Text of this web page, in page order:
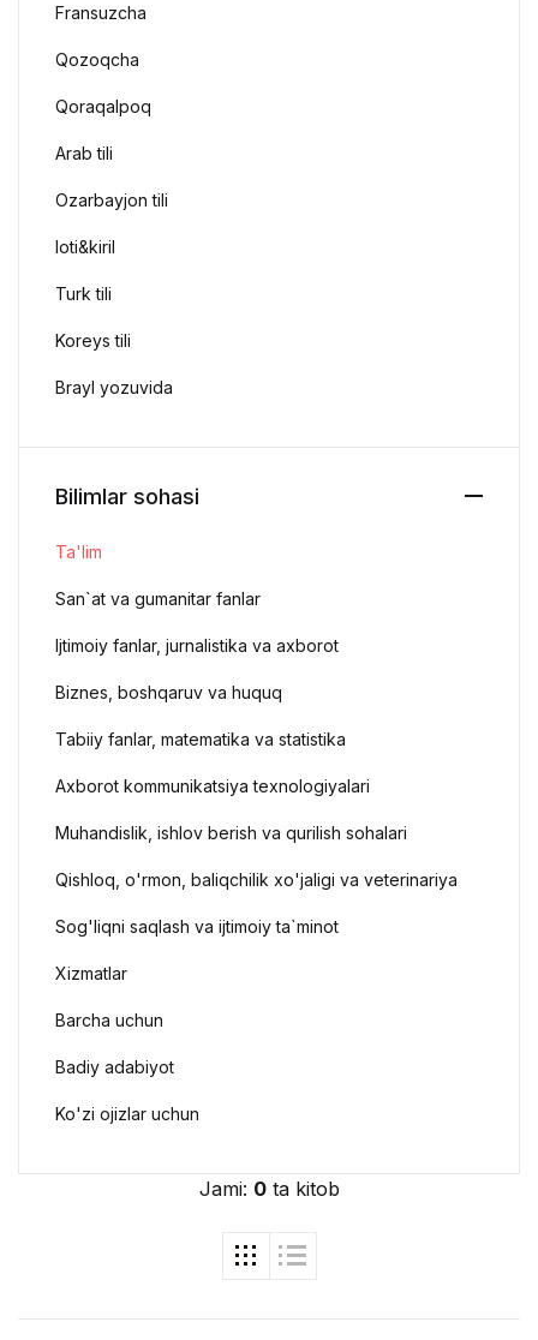
Jami: 0ta kitob
Fransuzcha
Qozoqcha
Qoraqalpoq
Arab tili
Ozarbayjon tili
loti&kiril
Turk tili
Koreys tili
Brayl yozuvida
Bilimlar sohasi
Ta'lim
San`at va gumanitar fanlar
Ijtimoiy fanlar, jurnalistika va axborot
Biznes, boshqaruv va huquq
Tabiiy fanlar, matematika va statistika
Axborot kommunikatsiya texnologiyalari
Muhandislik, ishlov berish va qurilish sohalari
Qishloq, o'rmon, baliqchilik xo'jaligi va veterinariya
Sog'liqni saqlash va ijtimoiy ta`minot
Xizmatlar
Barcha uchun
Badiy adabiyot
Ko'zi ojizlar uchun